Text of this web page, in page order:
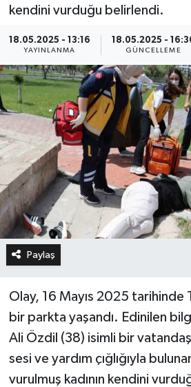
kendini vurduğu belirlendi.
18.05.2025 - 13:16
YAYINLANMA
18.05.2025 -
GÜNCELLEME
Paylaş
Olay, 16 Mayıs 2025 tarihinde
bir parkta yaşandı. Edinilen
Ali Özdil (38) isimli bir
sesi ve yardım çığlığıyla
vurulmuş kadının kendini
Haber Arşivi